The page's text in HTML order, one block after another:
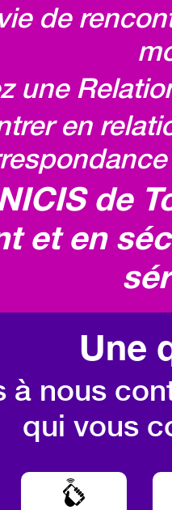
de
une
en
de
et en
Une
à nous
qui vous